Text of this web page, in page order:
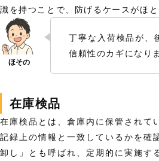
識を持つことで、防げるケースがほと
丁寧な入荷検品が、
信頼性のカギになり
在庫検品
在庫検品とは、倉庫内に保管されて
記録上の情報と一致しているかを確
卸し」とも呼ばれ、定期的に実施す